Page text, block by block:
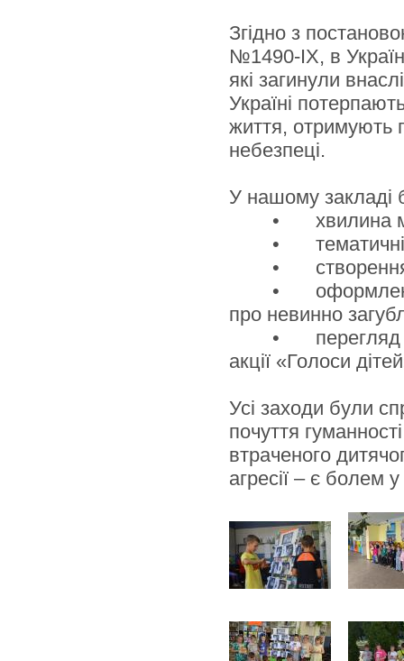
Згідно з
№1490-IX, в
які загинули
Україні
життя, отримують
небезпеці.
У нашому закладі
•
хвилина
•
•
•
про невинно
•
акції «Голоси
Усі заходи були
почуття
втраченого
агресії – є болем у